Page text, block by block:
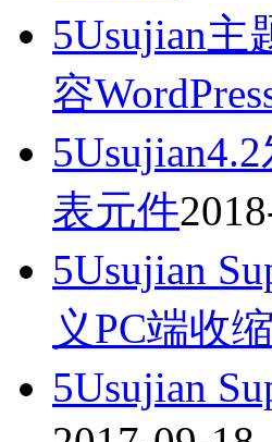
5Usujian主
容
表元件
5Usujian
义PC端收
5Usujian